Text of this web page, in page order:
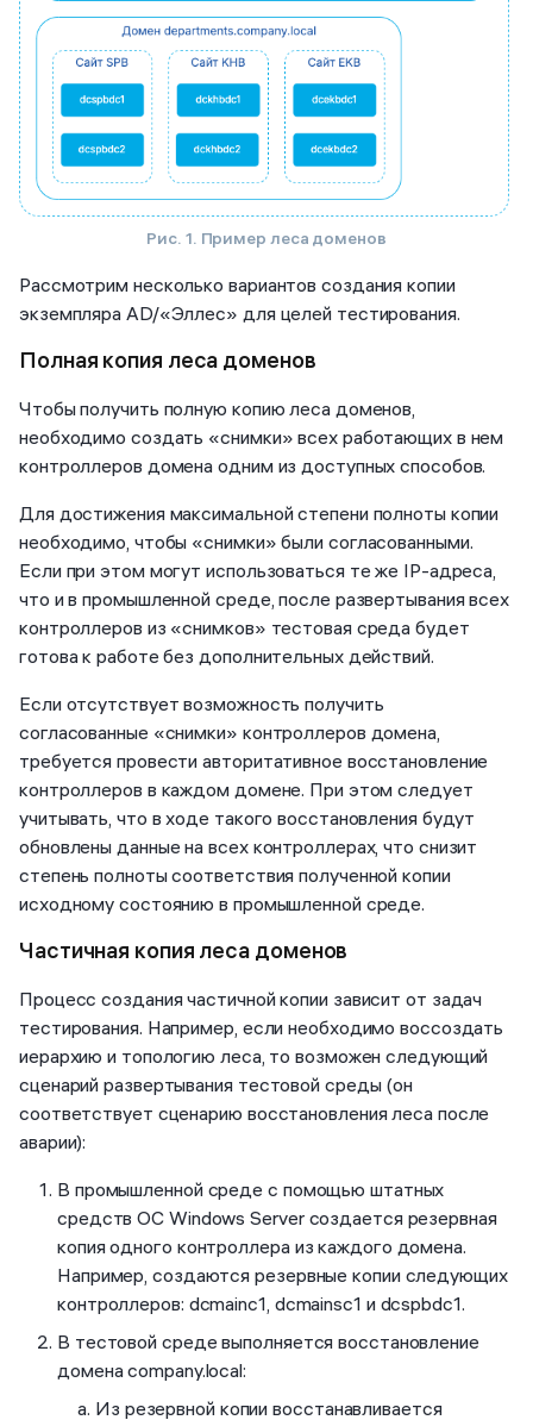
Рис. 1. Пример леса доменов
Рассмотрим несколько вариантов создания копии
экземпляра AD/«Эллес» для целей тестирования.
Полная копия леса доменов
Чтобы получить полную копию леса доменов,
необходимо создать «снимки» всех работающих в нем
контроллеров домена одним из доступных способов.
Для достижения максимальной степени полноты копии
необходимо, чтобы «снимки» были согласованными.
Если при этом могут использоваться те же IP-адреса,
что и в промышленной среде, после развертывания всех
контроллеров из «снимков» тестовая среда будет
готова к работе без дополнительных действий.
Если отсутствует возможность получить
согласованные «снимки» контроллеров домена,
требуется провести авторитативное восстановление
контроллеров в каждом домене. При этом следует
учитывать, что в ходе такого восстановления будут
обновлены данные на всех контроллерах, что снизит
степень полноты соответствия полученной копии
исходному состоянию в промышленной среде.
Частичная копия леса доменов
Процесс создания частичной копии зависит от задач
тестирования. Например, если необходимо воссоздать
иерархию и топологию леса, то возможен следующий
сценарий развертывания тестовой среды (он
соответствует сценарию восстановления леса после
аварии):
В промышленной среде с помощью штатных
средств ОС Windows Server создается резервная
копия одного контроллера из каждого домена.
Например, создаются резервные копии следующих
контроллеров: dcmainc1, dcmainsc1 и dcspbdc1.
В тестовой среде выполняется восстановление
домена company.local:
Из резервной копии восстанавливается